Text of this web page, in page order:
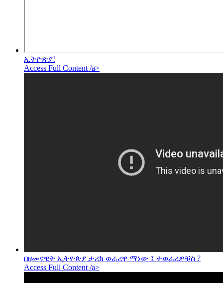
ኢትዮጵያ!
Access Full Content /a>
በዘመናዊት ኢትዮጵያ ታሪክ ወራሪዋ ማነው ፤ ተወራሪዎቹስ ?
Access Full Content /a>